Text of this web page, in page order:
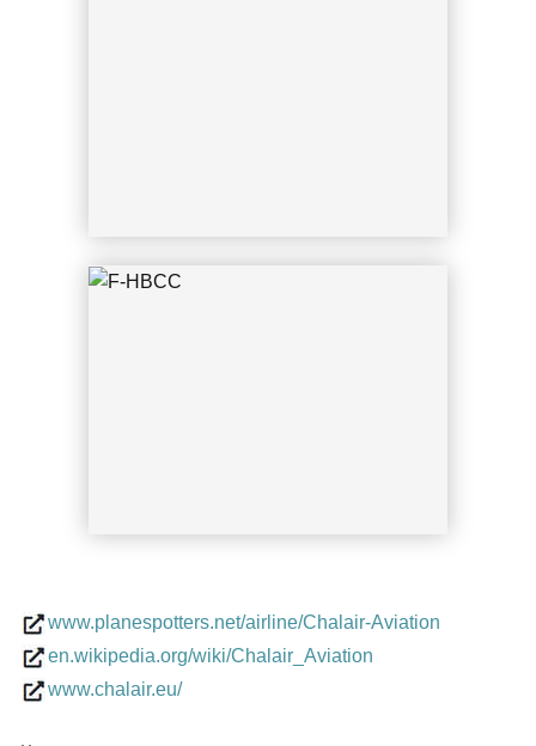
CGN 12.06.2015 Uwe Fränken
www.planespotters.net/airline/Chalair-Aviation
en.wikipedia.org/wiki/Chalair_Aviation
www.chalair.eu/